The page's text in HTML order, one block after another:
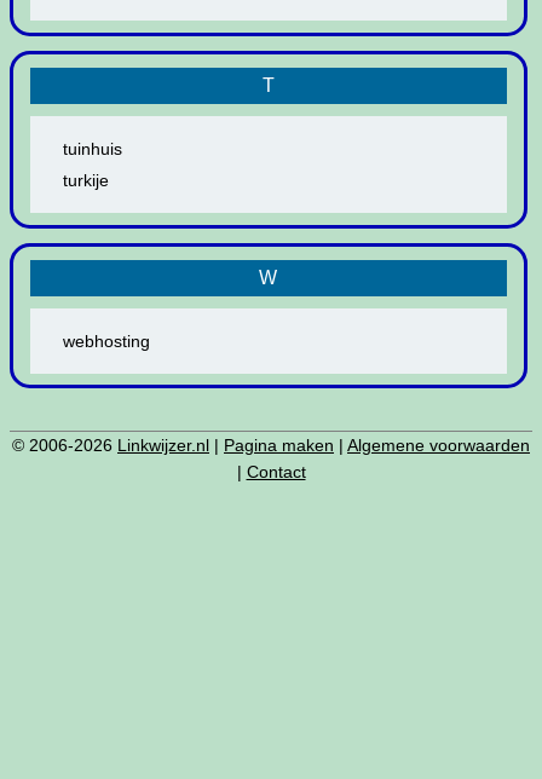
T
tuinhuis
turkije
W
webhosting
© 2006-2026 Linkwijzer.nl | Pagina maken | Algemene voorwaarden
| Contact